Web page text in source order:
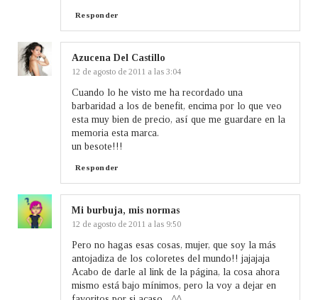
Responder
Azucena Del Castillo
12 de agosto de 2011 a las 3:04
Cuando lo he visto me ha recordado una
barbaridad a los de benefit, encima por lo que veo
esta muy bien de precio, así que me guardare en la
memoria esta marca.
un besote!!!
Responder
Mi burbuja, mis normas
12 de agosto de 2011 a las 9:50
Pero no hagas esas cosas, mujer, que soy la más
antojadiza de los coloretes del mundo!! jajajaja
Acabo de darle al link de la página, la cosa ahora
mismo está bajo mínimos, pero la voy a dejar en